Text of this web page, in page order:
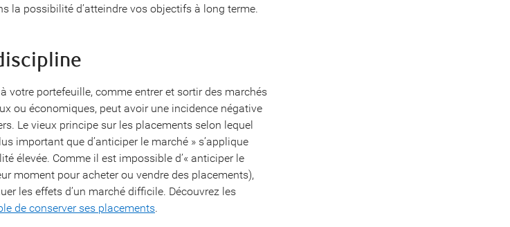
la possibilité d’atteindre vos objectifs à long terme.
votre portefeuille, comme entrer et sortir des marchés
ou économiques, peut avoir une incidence négative
Le vieux principe sur les placements selon lequel
important que d’anticiper le marché » s’applique
élevée. Comme il est impossible d’« anticiper le
moment pour acheter ou vendre des placements),
les effets d’un marché difficile. Découvrez les
de conserver ses placements.